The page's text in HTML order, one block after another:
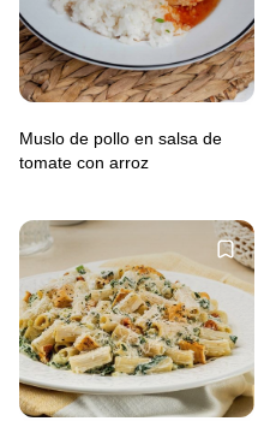
Muslo de pollo en salsa de
tomate con arroz